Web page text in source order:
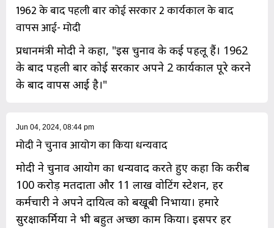
1962 के बाद पहली बार कोई सरकार 2 कार्यकाल के बाद
वापस आई- मोदी
प्रधानमंत्री मोदी ने कहा, "इस चुनाव के कई पहलू हैं। 1962
के बाद पहली बार कोई सरकार अपने 2 कार्यकाल पूरे करने
के बाद वापस आई है।"
Jun 04, 2024, 08:44 pm
मोदी ने चुनाव आयोग का किया धन्यवाद
मोदी ने चुनाव आयोग का धन्यवाद करते हुए कहा कि करीब
100 करोड़ मतदाता और 11 लाख वोटिंग स्टेशन, हर
कर्मचारी ने अपने दायित्व को बखूबी निभाया। हमारे
सुरक्षाकर्मियों ने भी बहुत अच्छा काम किया। इसपर हर